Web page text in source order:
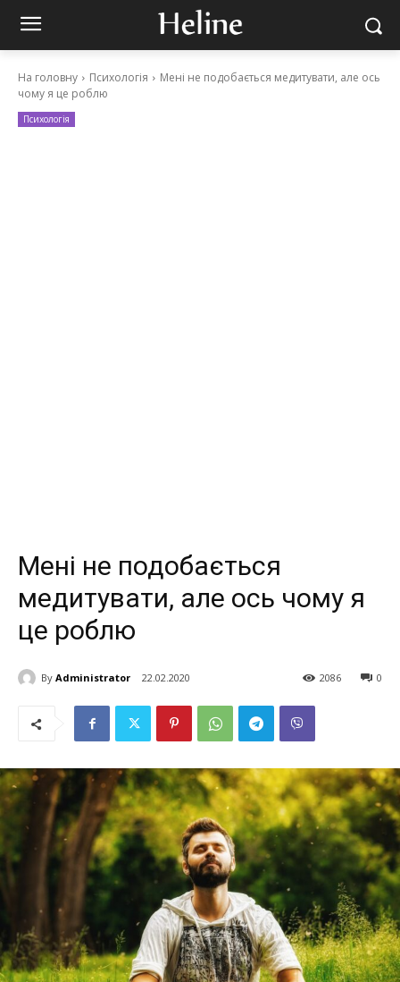
На головну Психологія
Мені не подобається медитувати, але ось
чому я це роблю
Психологія
Мені не подобається
медитувати, але ось чому я
це роблю
By Administrator 22.02.2020 0
2086